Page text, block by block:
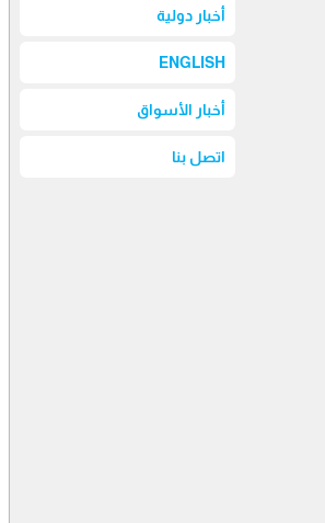
أخبار دولية
ENGLISH
أخبار الأسواق
اتصل بنا